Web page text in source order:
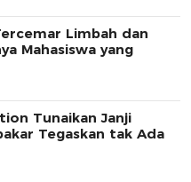
Limbah dan
Mahasiswa yang
Tunaikan Janji
Tegaskan tak Ada